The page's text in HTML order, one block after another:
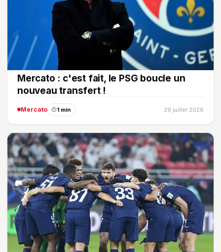
Mercato : c'est fait, le PSG boucle un
nouveau transfert !
Mercato 1 min 29 juillet 2026